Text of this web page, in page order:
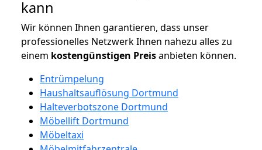
kann
Wir können Ihnen garantieren, dass unser
professionelles Netzwerk Ihnen nahezu alles zu
einem kostengünstigen Preisanbieten können.
Entrümpelung
Haushaltsauflösung Dortmund
Halteverbotszone Dortmund
Möbellift Dortmund
Möbeltaxi